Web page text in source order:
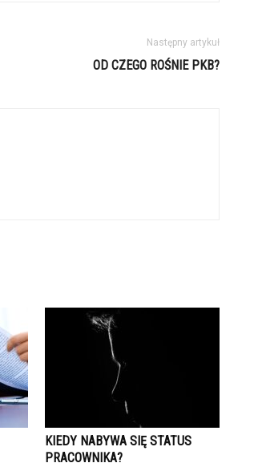
Następny artykuł
OD CZEGO ROŚNIE PKB?
KIEDY NABYWA SIĘ STATUS
PRACOWNIKA?